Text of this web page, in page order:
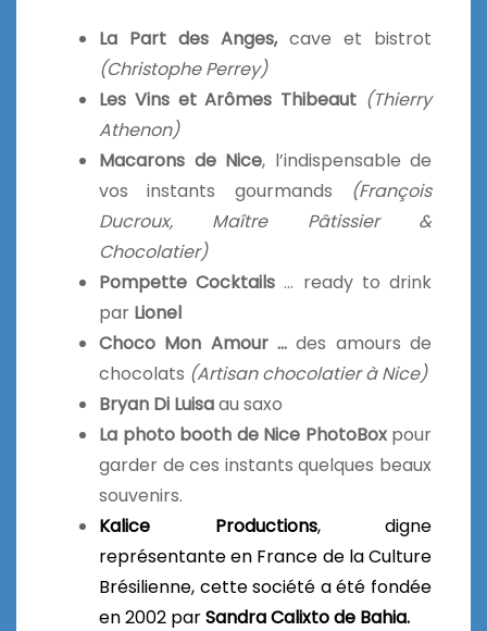
La Part des Anges,cave et bistrot
(Christophe Perrey)
Les Vins et Arômes Thibeaut (Thierry
Athenon)
Macarons de Nice, l’indispensable de
vos instants gourmands (François
Ducroux, Maître Pâtissier &
Chocolatier)
Pompette Cocktails … ready to drink
par Lionel
Choco Mon Amour …des amours de
chocolats (Artisan chocolatier à Nice)
Bryan Di Luisaau saxo
La photo booth de Nice PhotoBox pour
garder de ces instants quelques beaux
souvenirs.
Kalice Productions, digne
représentante en France de la Culture
Brésilienne, cette société a été fondée
en 2002 parSandra Calixto de Bahia.